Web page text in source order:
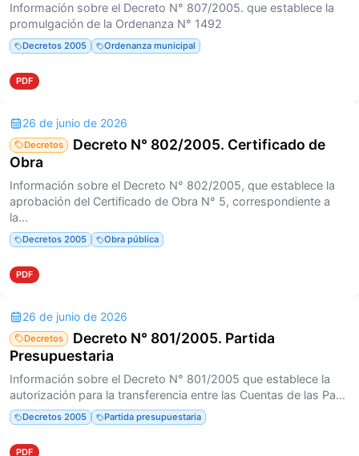
Información sobre el Decreto N° 807/2005. que establece la
promulgación de la Ordenanza N° 1492
Decretos 2005 Ordenanza municipal
PDF
26 de junio de 2026
Decretos
Decreto N° 802/2005. Certificado de
Obra
Información sobre el Decreto N° 802/2005, que establece la
aprobación del Certificado de Obra N° 5, correspondiente a
la...
Decretos 2005 Obra pública
PDF
26 de junio de 2026
Decretos
Decreto N° 801/2005. Partida
Presupuestaria
Información sobre el Decreto N° 801/2005 que establece la
autorización para la transferencia entre las Cuentas de las Pa...
Decretos 2005 Partida presupuestaria
PDF